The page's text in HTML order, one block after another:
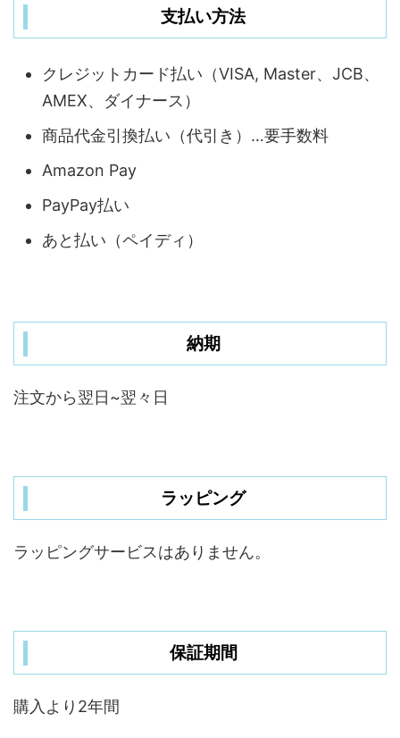
支払い方法
クレジットカード払い（VISA, Master、JCB、
AMEX、ダイナース）
商品代金引換払い（代引き）…要手数料
Amazon Pay
PayPay払い
あと払い（ペイディ）
納期
注文から翌日~翌々日
ラッピング
ラッピングサービスはありません。
保証期間
購入より2年間